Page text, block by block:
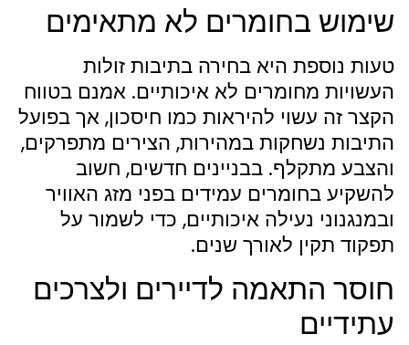
שימוש בחומרים לא מתאימים
טעות נוספת היא בחירה בתיבות זולות
העשויות מחומרים לא איכותיים. אמנם בטווח
הקצר זה עשוי להיראות כמו חיסכון, אך בפועל
התיבות נשחקות במהירות, הצירים מתפרקים,
והצבע מתקלף. בבניינים חדשים, חשוב
להשקיע בחומרים עמידים בפני מזג האוויר
ובמנגנוני נעילה איכותיים, כדי לשמור על
תפקוד תקין לאורך שנים.
חוסר התאמה לדיירים ולצרכים
עתידיים